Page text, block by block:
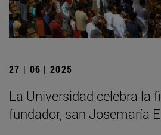
27 | 06 | 2025
La Universidad celebra la
fundador, san Josemaría